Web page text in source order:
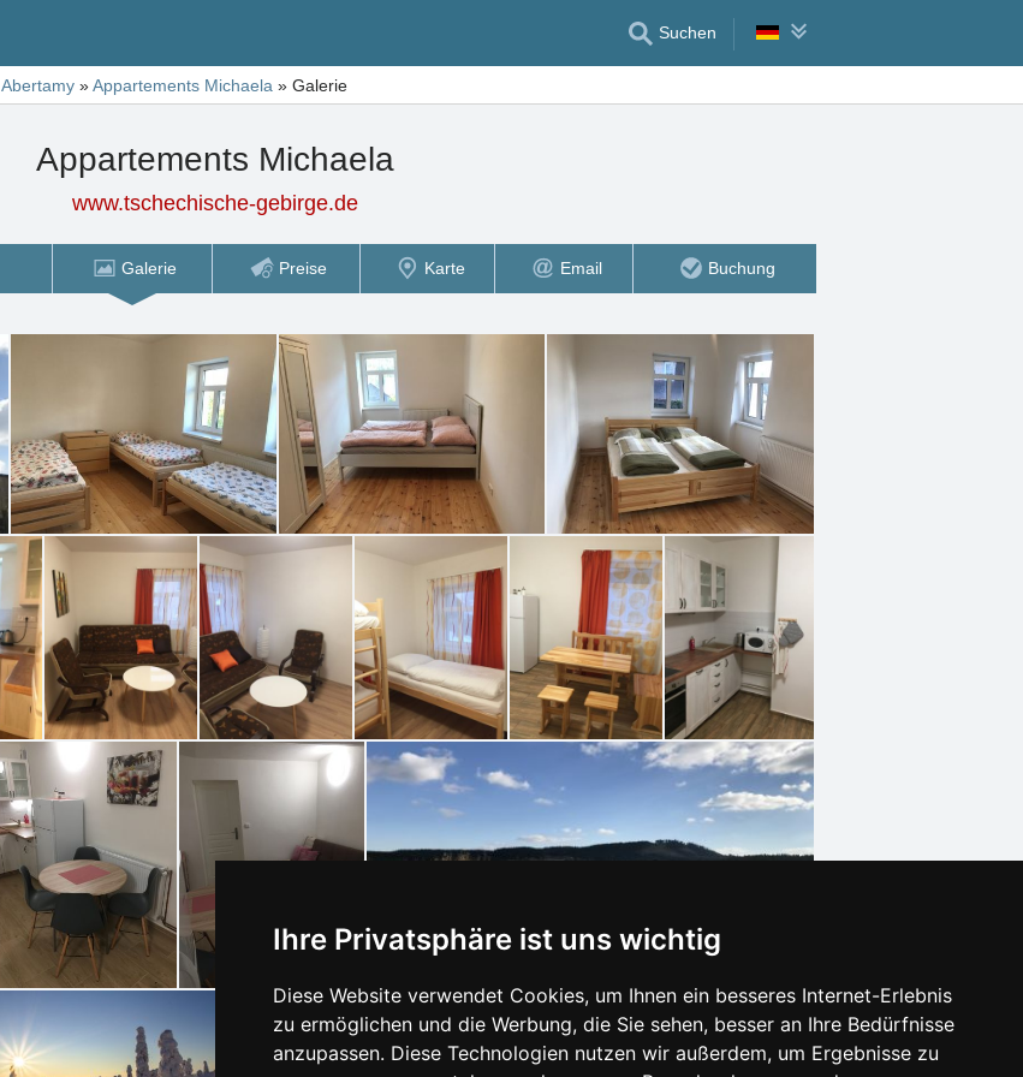
Ihre Privatsphäre ist uns wichtig
Diese Website verwendet Cookies, um Ihnen ein besseres Internet-Erlebnis
zu ermöglichen und die Werbung, die Sie sehen, besser an Ihre Bedürfnisse
anzupassen. Diese Technologien nutzen wir außerdem, um Ergebnisse zu
Suchen
Abertamy »Appartements Michaela » Galerie
Appartements Michaela
www.tschechische-gebirge.de
Galerie Preise Karte Email Buchung